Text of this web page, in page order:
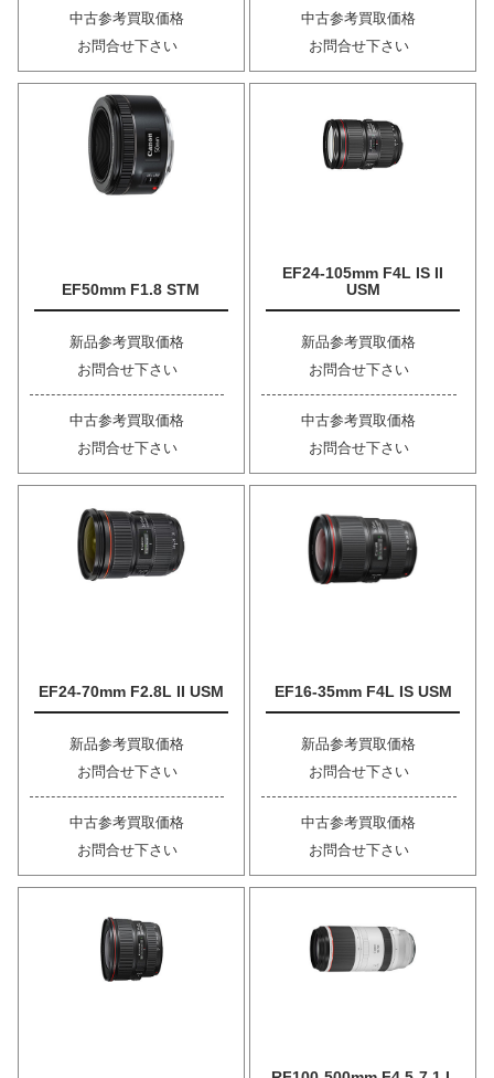
中古参考買取価格
お問合せ下さい
中古参考買取価格
お問合せ下さい
EF50mm F1.8 STM
新品参考買取価格
お問合せ下さい
中古参考買取価格
お問合せ下さい
EF24-105mm F4L IS II
USM
新品参考買取価格
お問合せ下さい
中古参考買取価格
お問合せ下さい
EF24-70mm F2.8L II USM
新品参考買取価格
お問合せ下さい
中古参考買取価格
お問合せ下さい
EF16-35mm F4L IS USM
新品参考買取価格
お問合せ下さい
中古参考買取価格
お問合せ下さい